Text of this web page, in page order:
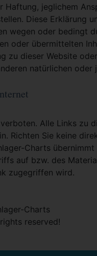
Haftung, jeglichem
Diese Erklärung
wegen oder bedingt
oder übermittelten
zu dieser Website
natürlichen oder
Alle Links zu
Richten Sie keine
Charts
auf bzw. des
zugegriffen wird.
Charts
reserved!